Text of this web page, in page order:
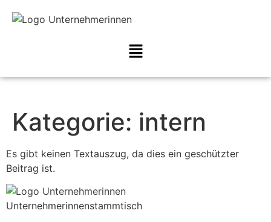
Kategorie: intern
Es gibt keinen Textauszug, da dies ein geschützter
Beitrag ist.
Unternehmerinnenstammtisch